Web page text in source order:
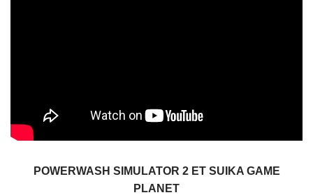
POWERWASH SIMULATOR 2 ET SUIKA GAME
PLANET